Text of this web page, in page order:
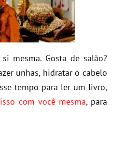
mesma. Gosta de salão?
unhas, hidratar o cabelo
tempo para ler um livro,
com você mesma, para